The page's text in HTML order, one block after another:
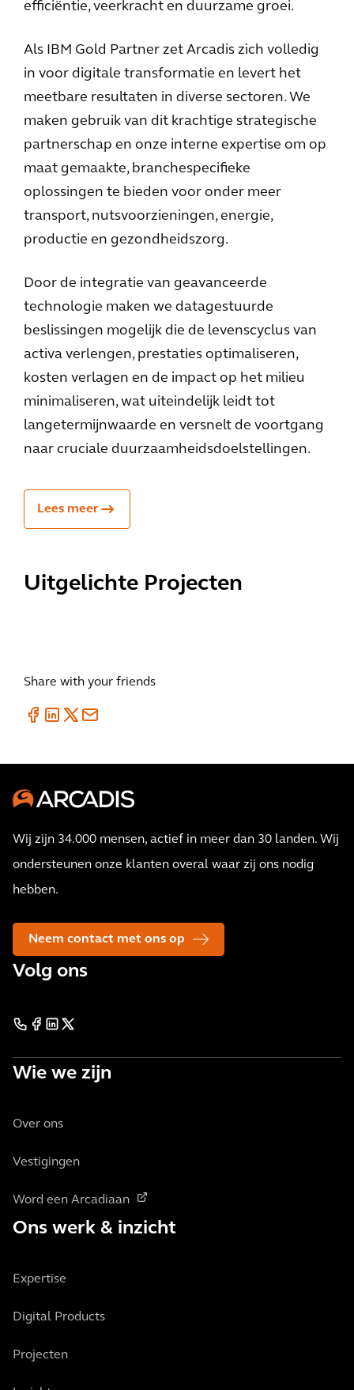
efficiëntie, veerkracht en duurzame groei.
Als IBM Gold Partner zet Arcadis zich volledig
in voor digitale transformatie en levert het
meetbare resultaten in diverse sectoren. We
maken gebruik van dit krachtige strategische
partnerschap en onze interne expertise om op
maat gemaakte, branchespecifieke
oplossingen te bieden voor onder meer
transport, nutsvoorzieningen, energie,
productie en gezondheidszorg.
Door de integratie van geavanceerde
technologie maken we datagestuurde
beslissingen mogelijk die de levenscyclus van
activa verlengen, prestaties optimaliseren,
kosten verlagen en de impact op het milieu
minimaliseren, wat uiteindelijk leidt tot
langetermijnwaarde en versnelt de voortgang
naar cruciale duurzaamheidsdoelstellingen.
Lees meer
Uitgelichte Projecten
Share with your friends
Wij zijn 34.000 mensen, actief in meer dan 30 landen. Wij
ondersteunen onze klanten overal waar zij ons nodig
hebben.
Neem contact met ons op
Volg ons
Wie we zijn
Over ons
Vestigingen
Word een Arcadiaan
Ons werk & inzicht
Expertise
Digital Products
Projecten